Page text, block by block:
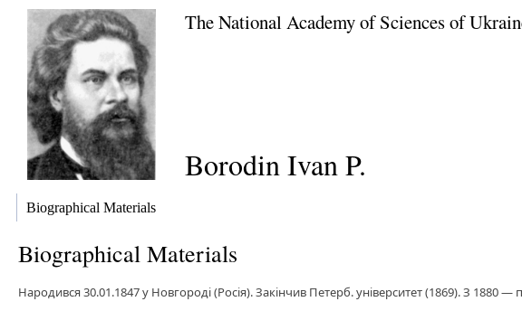
The National Academy of Sciences of
Borodin Ivan P.
Biographical Materials
Biographical Materials
Народився 30.01.1847 у Новгороді (Росія). Закінчив Петерб. університет (1869). З 1880